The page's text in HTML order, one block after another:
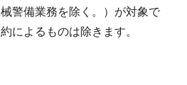
警備業務を除く。）が対象で
によるものは除きます。